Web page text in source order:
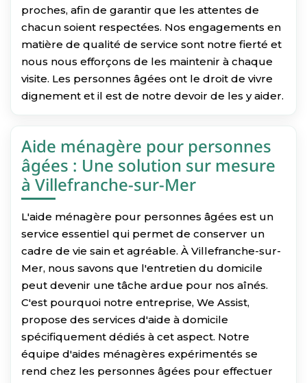
proches, afin de garantir que les attentes de
chacun soient respectées. Nos engagements en
matière de qualité de service sont notre fierté et
nous nous efforçons de les maintenir à chaque
visite. Les personnes âgées ont le droit de vivre
dignement et il est de notre devoir de les y aider.
Aide ménagère pour personnes
âgées : Une solution sur mesure
à Villefranche-sur-Mer
L'aide ménagère pour personnes âgées est un
service essentiel qui permet de conserver un
cadre de vie sain et agréable. À Villefranche-sur-
Mer, nous savons que l'entretien du domicile
peut devenir une tâche ardue pour nos aînés.
C'est pourquoi notre entreprise, We Assist,
propose des services d'aide à domicile
spécifiquement dédiés à cet aspect. Notre
équipe d'aides ménagères expérimentés se
rend chez les personnes âgées pour effectuer